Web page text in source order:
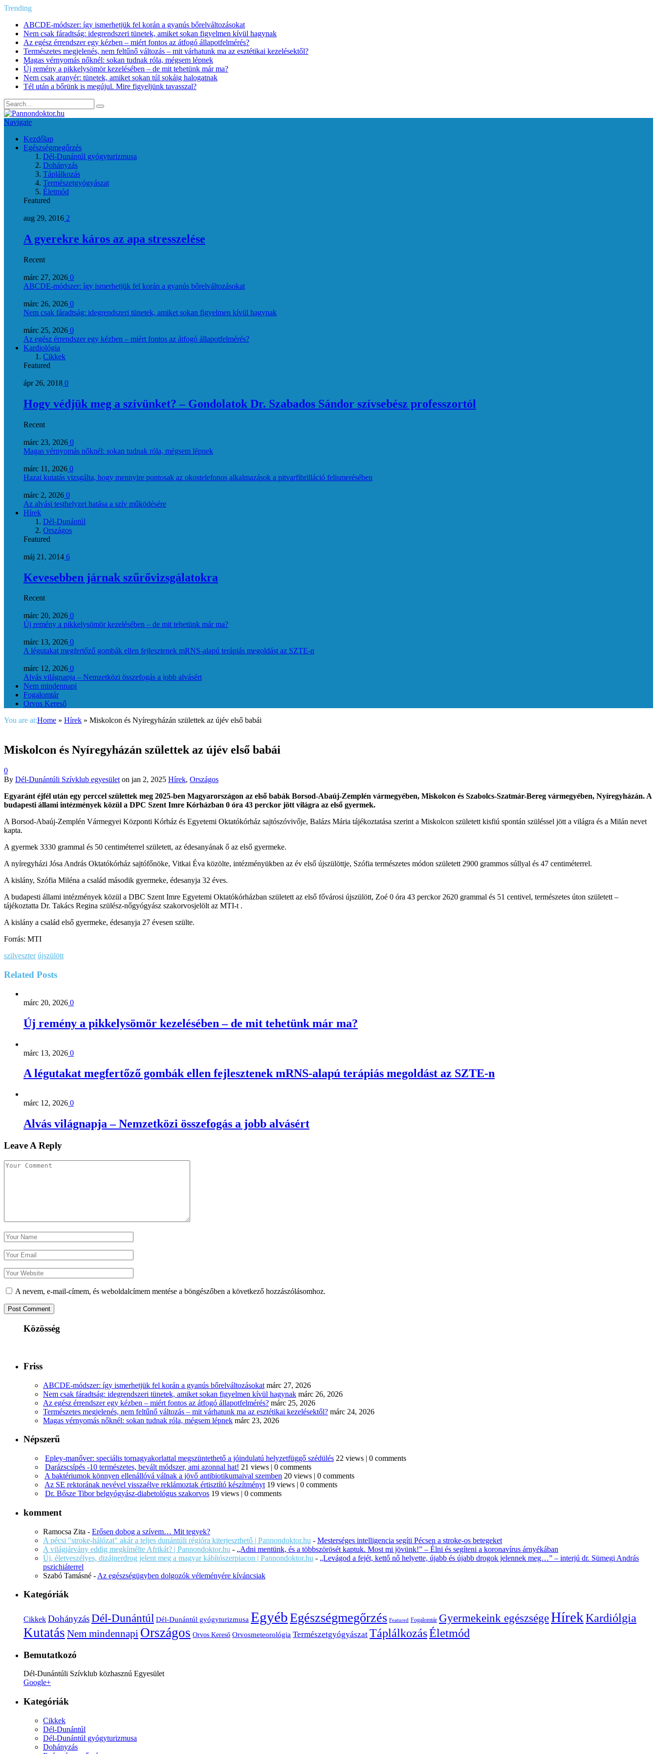
Trending
ABCDE‑módszer: így ismerhetjük fel korán a gyanús bőrelváltozásokat
Nem csak fáradtság: idegrendszeri tünetek, amiket sokan figyelmen kívül hagynak
Az egész érrendszer egy kézben – miért fontos az átfogó állapotfelmérés?
Természetes megjelenés, nem feltűnő változás – mit várhatunk ma az esztétikai kezelésektől?
Magas vérnyomás nőknél: sokan tudnak róla, mégsem lépnek
Új remény a pikkelysömör kezelésében – de mit tehetünk már ma?
Nem csak aranyér: tünetek, amiket sokan túl sokáig halogatnak
Tél után a bőrünk is megújul. Mire figyeljünk tavasszal?
Navigate
Kezdőlap
Egészségmegőrzés
Dél-Dunántúl gyógyturizmusa
Dohányzás
Táplálkozás
Természetgyógyászat
Életmód
Featured
aug 29, 2016 2
A gyerekre káros az apa stresszelése
Recent
márc 27, 2026 0
ABCDE‑módszer: így ismerhetjük fel korán a gyanús bőrelváltozásokat
márc 26, 2026 0
Nem csak fáradtság: idegrendszeri tünetek, amiket sokan figyelmen kívül hagynak
márc 25, 2026 0
Az egész érrendszer egy kézben – miért fontos az átfogó állapotfelmérés?
Kardiológia
Cikkek
Featured
ápr 26, 2018 0
Hogy védjük meg a szívünket? – Gondolatok Dr. Szabados Sándor szívsebész professzortól
Recent
márc 23, 2026 0
Magas vérnyomás nőknél: sokan tudnak róla, mégsem lépnek
márc 11, 2026 0
Hazai kutatás vizsgálta, hogy mennyire pontosak az okostelefonos alkalmazások a pitvarfibrilláció felismerésében
márc 2, 2026 0
Az alvási testhelyzet hatása a szív működésére
Hírek
Dél-Dunántúl
Országos
Featured
máj 21, 2014 6
Kevesebben járnak szűrővizsgálatokra
Recent
márc 20, 2026 0
Új remény a pikkelysömör kezelésében – de mit tehetünk már ma?
márc 13, 2026 0
A légutakat megfertőző gombák ellen fejlesztenek mRNS-alapú terápiás megoldást az SZTE-n
márc 12, 2026 0
Alvás világnapja – Nemzetközi összefogás a jobb alvásért
Nem mindennapi
Fogalomtár
Orvos Kereső
You are at:Home » Hírek » Miskolcon és Nyíregyházán születtek az újév első babái
Miskolcon és Nyíregyházán születtek az újév első babái
0
By Dél-Dunántúli Szívklub egyesület on jan 2, 2025 Hírek, Országos
Egyaránt éjfél után egy perccel születtek meg 2025-ben Magyarországon az első babák Borsod-Abaúj-Zemplén vármegyében, Miskolcon és Szabolcs-Szatmár-Bereg vármegyében, Nyíregyházán. A
budapesti állami intézmények közül a DPC Szent Imre Kórházban 0 óra 43 perckor jött világra az első gyermek.
A Borsod-Abaúj-Zemplén Vármegyei Központi Kórház és Egyetemi Oktatókórház sajtószóvivője, Balázs Mária tájékoztatása szerint a Miskolcon született kisfiú spontán szüléssel jött a világra és a Milán nevet
kapta.
A gyermek 3330 grammal és 50 centiméterrel született, az édesanyának ő az első gyermeke.
A nyíregyházi Jósa András Oktatókórház sajtófőnöke, Vitkai Éva közölte, intézményükben az év első újszülöttje, Szófia természetes módon született 2900 grammos súllyal és 47 centiméterrel.
A kislány, Szófia Miléna a család második gyermeke, édesanyja 32 éves.
A budapesti állami intézmények közül a DBC Szent Imre Egyetemi Oktatókórházban született az első fővárosi újszülött, Zoé 0 óra 43 perckor 2620 grammal és 51 centivel, természetes úton született –
tájékoztatta Dr. Takács Regina szülész-nőgyógyász szakorvosjelölt az MTI-t .
A kislány a család első gyermeke, édesanyja 27 évesen szülte.
Forrás: MTI
szilveszter újszülött
Related Posts
márc 20, 2026 0
Új remény a pikkelysömör kezelésében – de mit tehetünk már ma?
márc 13, 2026 0
A légutakat megfertőző gombák ellen fejlesztenek mRNS-alapú terápiás megoldást az SZTE-n
márc 12, 2026 0
Alvás világnapja – Nemzetközi összefogás a jobb alvásért
Leave A Reply
A nevem, e-mail-címem, és weboldalcímem mentése a böngészőben a következő hozzászólásomhoz.
Közösség
Friss
ABCDE‑módszer: így ismerhetjük fel korán a gyanús bőrelváltozásokat márc 27, 2026
Nem csak fáradtság: idegrendszeri tünetek, amiket sokan figyelmen kívül hagynak márc 26, 2026
Az egész érrendszer egy kézben – miért fontos az átfogó állapotfelmérés? márc 25, 2026
Természetes megjelenés, nem feltűnő változás – mit várhatunk ma az esztétikai kezelésektől? márc 24, 2026
Magas vérnyomás nőknél: sokan tudnak róla, mégsem lépnek márc 23, 2026
Népszerű
Epley-manőver: speciális tornagyakorlattal megszüntethető a jóindulatú helyzetfüggő szédülés 22 views | 0 comments
Darázscsípés -10 természetes, bevált módszer, ami azonnal hat! 21 views | 0 comments
A baktériumok könnyen ellenállóvá válnak a jövő antibiotikumaival szemben 20 views | 0 comments
Az SE rektorának nevével visszaélve reklámoztak értisztító készítményt 19 views | 0 comments
Dr. Bősze Tibor belgyógyász-diabetológus szakorvos 19 views | 0 comments
komment
Ramocsa Zita - Erősen dobog a szívem… Mit tegyek?
A pécsi "stroke-hálózat" akár a teljes dunántúli régióra kiterjeszthető | Pannondoktor.hu - Mesterséges intelligencia segíti Pécsen a stroke-os betegeket
A világjárvány eddig megkímélte Afrikát? | Pannondoktor.hu - „Adni mentünk, és a többszörösét kaptuk. Most mi jövünk!” – Élni és segíteni a koronavírus árnyékában
Új, életveszélyes, dizájnerdrog jelent meg a magyar kábítószerpiacon | Pannondoktor.hu - „Levágod a fejét, kettő nő helyette, újabb és újabb drogok jelennek meg…” – interjú dr. Sümegi András
pszichiáterrel
Szabó Tamásné - Az egészségügyben dolgozók véleményére kíváncsiak
Kategóriák
Cikkek DohányzásDél-Dunántúl Dél-Dunántúl gyógyturizmusa EgyébEgészségmegőrzés Featured Fogalomtár Gyermekeink egészségeHírekKardiólgia
Kutatás Nem mindennapi Országos Orvos Kereső Orvosmeteorológia Természetgyógyászat TáplálkozásÉletmód
Bemutatkozó
Dél-Dunántúli Szívklub közhasznú Egyesület
Google+
Kategóriák
Cikkek
Dél-Dunántúl
Dél-Dunántúl gyógyturizmusa
Dohányzás